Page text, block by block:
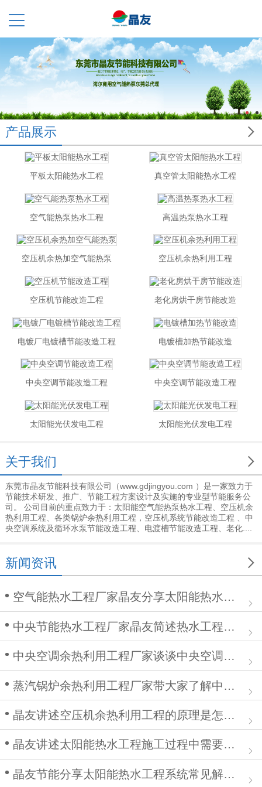

产品展示
平板太阳能热水工程 真空管太阳能热水工程
空气能热泵热水工程 高温热泵热水工程
空压机余热加空气能热泵 空压机余热利用工程
空压机节能改造工程 老化房烘干房节能改造
电镀厂电镀槽节能改造工程 电镀槽加热节能改造
中央空调节能改造工程 中央空调节能改造工程
太阳能光伏发电工程 太阳能光伏发电工程

关于我们
东莞市晶友节能科技有限公司（www.gdjingyou.com ）是一家致力于
节能技术研发、推广、节能工程方案设计及实施的专业型节能服务公
司。 公司目前的重点致力于：太阳能空气能热泵热水工程、空压机余
热利用工程、各类锅炉余热利用工程，空压机系统节能改造工程 、中
央空调系统及循环水泵节能改造工程、电渡槽节能改造工程、老化....

新闻资讯
空气能热水工程厂家晶友分享太阳能热水工程在安装中的作用
中央节能热水工程厂家晶友简述热水工程施工步骤及注意事项
中央空调余热利用工程厂家谈谈中央空调清洗步骤
蒸汽锅炉余热利用工程厂家带大家了解中央空调余热利用工程
晶友讲述空压机余热利用工程的原理是怎么样的？
晶友讲述太阳能热水工程施工过程中需要注意哪些问题
晶友节能分享太阳能热水工程系统常见解决方案有哪些？